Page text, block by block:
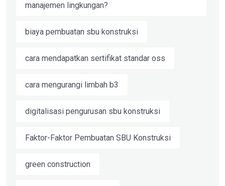
manajemen lingkungan?
biaya pembuatan sbu konstruksi
cara mendapatkan sertifikat standar oss
cara mengurangi limbah b3
digitalisasi pengurusan sbu konstruksi
Faktor-Faktor Pembuatan SBU Konstruksi
green construction